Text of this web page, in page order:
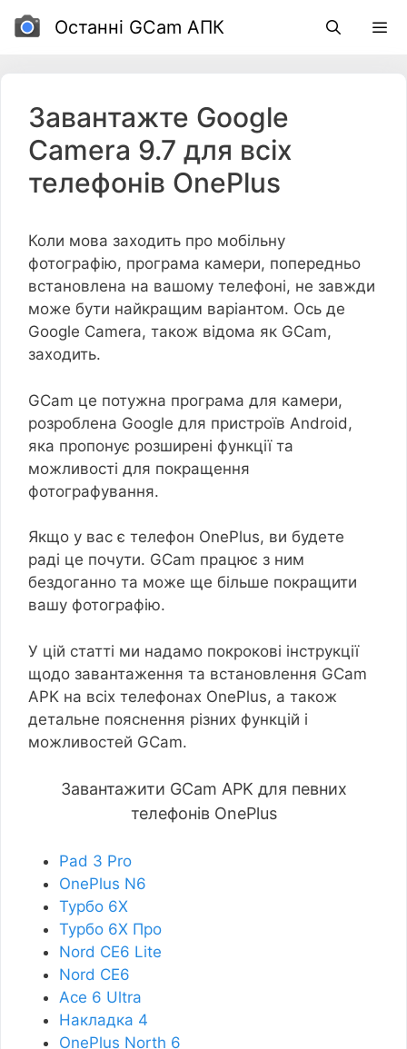
Перейти
до
Останні GCam АПК
Завантажте Google
Camera 9.7 для всіх
телефонів OnePlus
Коли мова заходить про мобільну
фотографію, програма камери, попередньо
встановлена ​​на вашому телефоні, не завжди
може бути найкращим варіантом. Ось де
Google Camera, також відома як GCam,
заходить.
GCam це потужна програма для камери,
розроблена Google для пристроїв Android,
яка пропонує розширені функції та
можливості для покращення
фотографування.
Якщо у вас є телефон OnePlus, ви будете
раді це почути. GCam працює з ним
бездоганно та може ще більше покращити
вашу фотографію.
У цій статті ми надамо покрокові інструкції
щодо завантаження та встановлення GCam
APK на всіх телефонах OnePlus, а також
детальне пояснення різних функцій і
можливостей GCam.
Завантажити GCam APK для певних
телефонів OnePlus
Pad 3 Pro
OnePlus N6
Турбо 6X
Турбо 6X Про
Nord CE6 Lite
Nord CE6
Ace 6 Ultra
Накладка 4
OnePlus North 6